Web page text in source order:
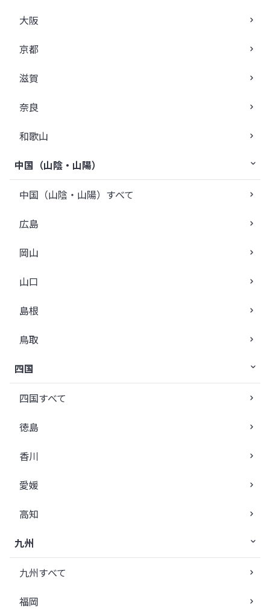
大阪
京都
滋賀
奈良
和歌山
中国（山陰・山陽）
中国（山陰・山陽）すべて
広島
岡山
山口
島根
鳥取
四国
四国すべて
徳島
香川
愛媛
高知
九州
九州すべて
福岡